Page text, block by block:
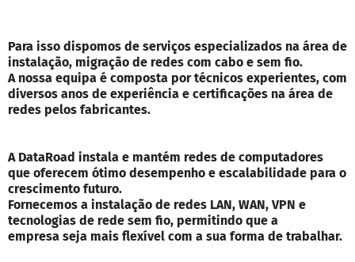
Para isso dispomos de serviços especializados na área de
instalação, migração de redes com cabo e sem fio.
A nossa equipa é composta por técnicos experientes, com
diversos anos de experiência e certificações na área de
redes pelos fabricantes.
A DataRoad instala e mantém redes de computadores
que oferecem ótimo desempenho e escalabilidade para o
crescimento futuro.
Fornecemos a instalação de redes LAN, WAN, VPN e
tecnologias de rede sem fio, permitindo que a
empresa seja mais flexível com a sua forma de trabalhar.